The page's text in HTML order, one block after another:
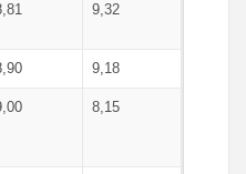
9,32
9,18
8,15